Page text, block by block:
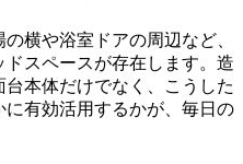
横や浴室ドアの周辺など、
スペースが存在します。造
本体だけでなく、こうした
有効活用するかが、毎日の